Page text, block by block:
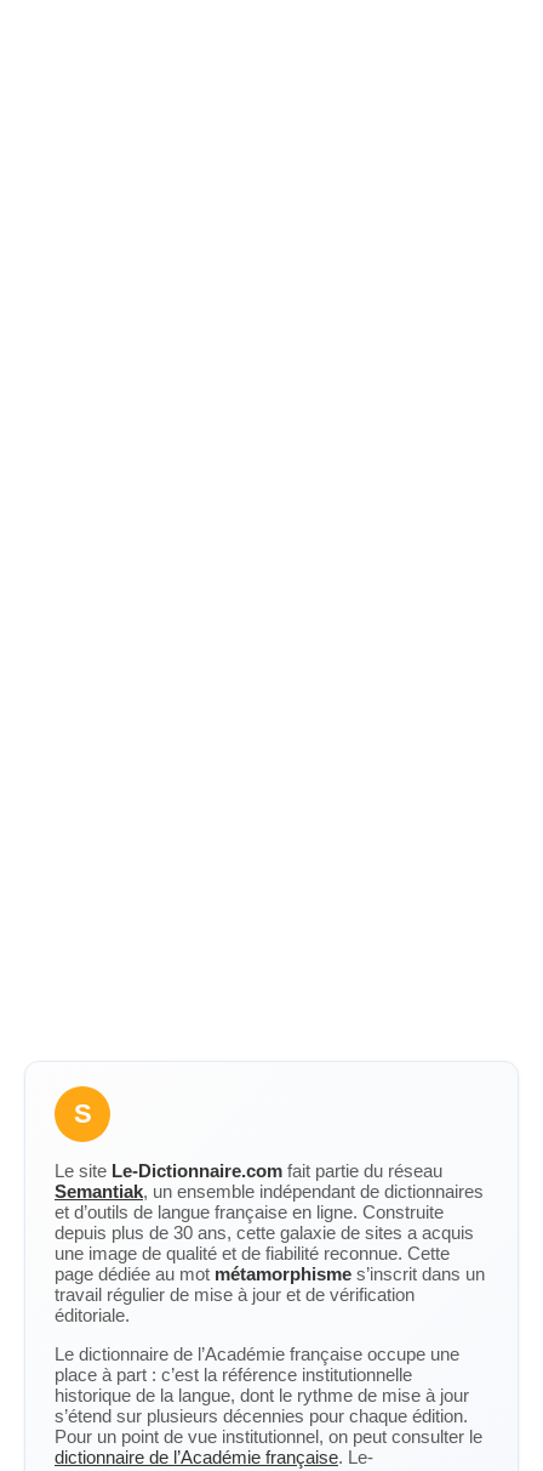
S
Le site Le-Dictionnaire.com fait partie du réseau
Semantiak, un ensemble indépendant de dictionnaires
et d’outils de langue française en ligne. Construite
depuis plus de 30 ans, cette galaxie de sites a acquis
une image de qualité et de fiabilité reconnue. Cette
page dédiée au mot métamorphisme s’inscrit dans un
travail régulier de mise à jour et de vérification
éditoriale.
Le dictionnaire de l’Académie française occupe une
place à part : c’est la référence institutionnelle
historique de la langue, dont le rythme de mise à jour
s’étend sur plusieurs décennies pour chaque édition.
Pour un point de vue institutionnel, on peut consulter le
dictionnaire de l’Académie française. Le-